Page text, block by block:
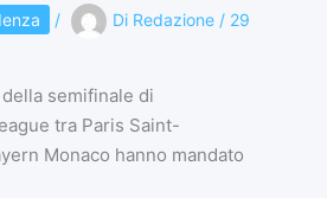
/ Di Redazione / 29
semifinale di
tra Paris Saint-
Monaco hanno mandato